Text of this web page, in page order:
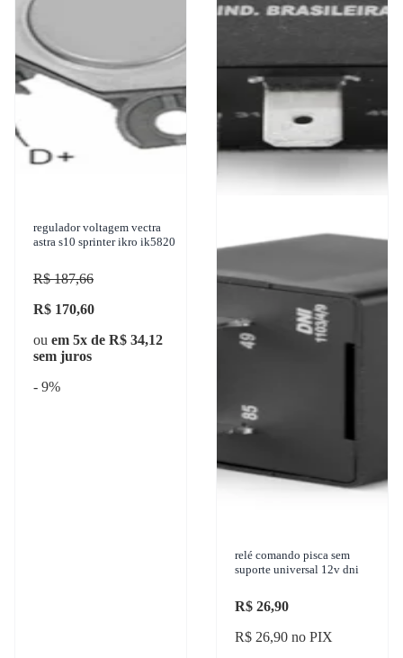
regulador voltagem vectra
astra s10 sprinter ikro ik5820
R$ 187,66
R$ 170,60
ou em 5x de R$ 34,12
sem juros
- 9%
relé comando pisca sem
suporte universal 12v dni
R$ 26,90
R$ 26,90 no PIX